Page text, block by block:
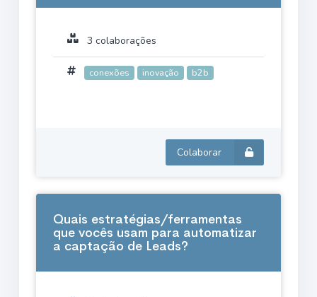
3 colaborações
conexões inovação b2b
Colaborar
Quais estratégias/ferramentas
que vocês usam para automatizar
a captação de Leads?